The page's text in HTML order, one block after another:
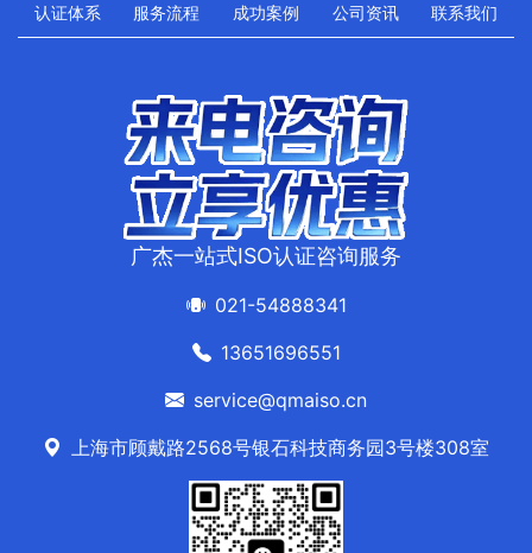
认证体系 服务流程 成功案例 公司资讯 联系我们
广杰一站式ISO认证咨询服务
021-54888341
13651696551
service@qmaiso.cn
上海市顾戴路2568号银石科技商务园3号楼308室